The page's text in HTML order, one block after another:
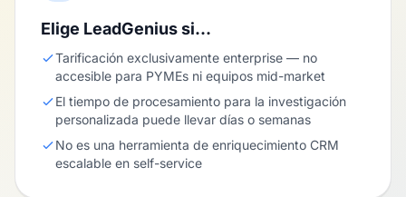
Elige LeadGenius si…
Tarificación exclusivamente enterprise — no
accesible para PYMEs ni equipos mid-market
El tiempo de procesamiento para la investigación
personalizada puede llevar días o semanas
No es una herramienta de enriquecimiento CRM
escalable en self-service